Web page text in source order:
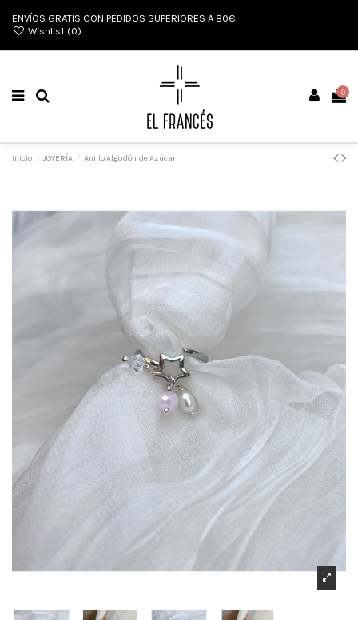
ENVÍOS GRATIS CON PEDIDOS SUPERIORES A 80€
Wishlist (0)
0
Inicio JOYERÍA Anillo Algodón de Azúcar